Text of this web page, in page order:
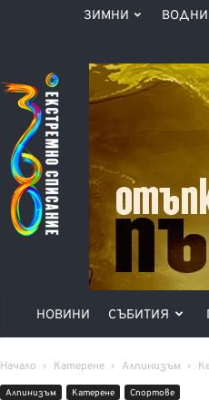
ЗИМНИ ВОДНИ
Списание
360°
НОВИНИ СЪБИТИЯ
Начало Катерене Алпинизъм
Алпинизъм Катерене Спортове